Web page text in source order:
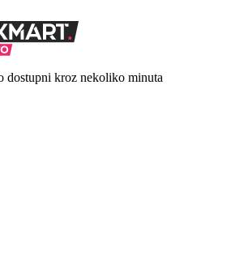
dostupni kroz nekoliko minuta